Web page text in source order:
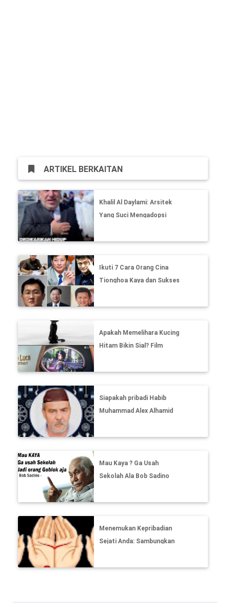
ARTIKEL BERKAITAN
Khalil Al Daylami: Arsitek
Yang Suci Mengadopsi
Ikuti 7 Cara Orang Cina
Tionghoa Kaya dan Sukses
Apakah Memelihara Kucing
Hitam Bikin Sial? Film
Jawab-nya
Siapakah pribadi Habib
Muhammad Alex Alhamid
fotonya di status
Mau Kaya ? Ga Usah
Sekolah Ala Bob Sadino
Menemukan Kepribadian
Sejati Anda: Sambungkan
Mana yang Cocok?